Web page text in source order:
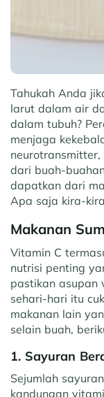
Tahukah Anda
larut dalam air
dalam tubuh?
menjaga
dari buah-
dapatkan dari
Apa saja kira-
Makanan
Vitamin C
nutrisi penting
pastikan asupan
sehari-hari itu
makanan lain
selain buah,
1. Sayuran
Sejumlah
kandungan